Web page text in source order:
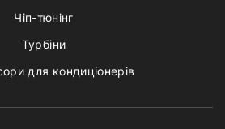
Чіп-тюнінг
Турбіни
для кондиціонерів